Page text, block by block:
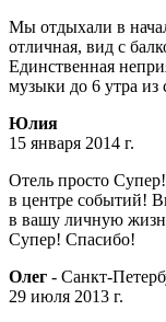
Мы отдыхали в
отличная, вид с
Единственная
музыки до 6 утра из
Юлия
15 января 2014 г.
Отель просто
в центре событий!
в вашу личную
Супер! Спасибо!
Олег - Санкт-
29 июля 2013 г.